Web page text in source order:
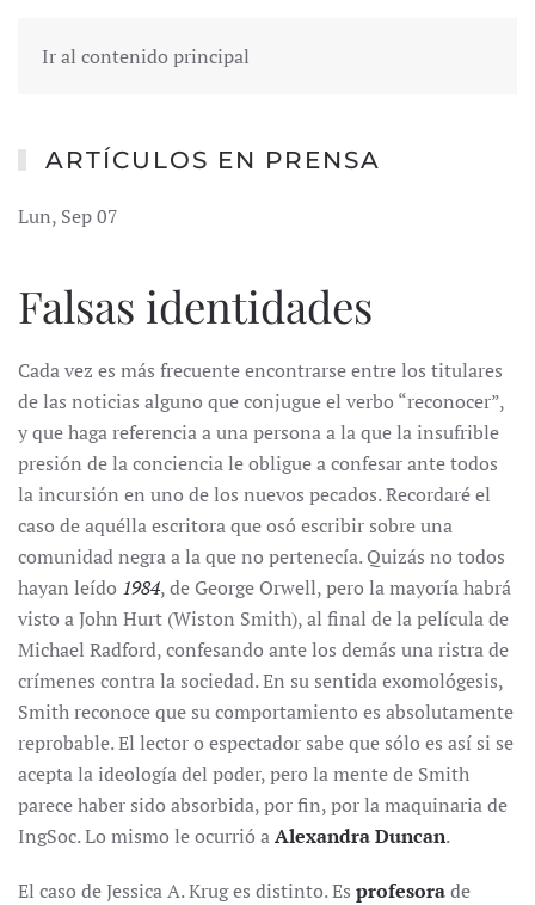
Ir al contenido principal
ARTÍCULOS EN PRENSA
Lun, Sep 07
Falsas identidades
Cada vez es más frecuente encontrarse entre los titulares
de las noticias alguno que conjugue el verbo “reconocer”,
y que haga referencia a una persona a la que la insufrible
presión de la conciencia le obligue a confesar ante todos
la incursión en uno de los nuevos pecados. Recordaré el
caso de aquélla escritora que osó escribir sobre una
comunidad negra a la que no pertenecía. Quizás no todos
hayan leído 1984, de George Orwell, pero la mayoría habrá
visto a John Hurt (Wiston Smith), al final de la película de
Michael Radford, confesando ante los demás una ristra de
crímenes contra la sociedad. En su sentida exomológesis,
Smith reconoce que su comportamiento es absolutamente
reprobable. El lector o espectador sabe que sólo es así si se
acepta la ideología del poder, pero la mente de Smith
parece haber sido absorbida, por fin, por la maquinaria de
IngSoc. Lo mismo le ocurrió aAlexandra Duncan.
El caso de Jessica A. Krug es distinto. Es profesorade